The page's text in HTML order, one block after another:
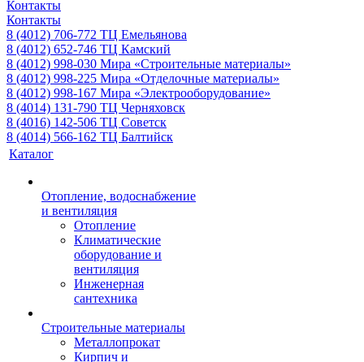
Контакты
Контакты
8 (4012) 706-772 ТЦ Емельянова
8 (4012) 652-746 ТЦ Камский
8 (4012) 998-030 Мира «Строительные материалы»
8 (4012) 998-225 Мира «Отделочные материалы»
8 (4012) 998-167 Мира «Электрооборудование»
8 (4014) 131-790 ТЦ Черняховск
8 (4016) 142-506 ТЦ Советск
8 (4014) 566-162 ТЦ Балтийск
Каталог
Отопление, водоснабжение
и вентиляция
Отопление
Климатические
оборудование и
вентиляция
Инженерная
сантехника
Строительные материалы
Металлопрокат
Кирпич и